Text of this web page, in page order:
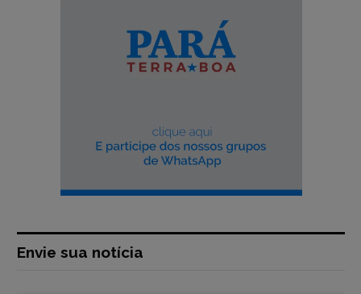
Envie sua notícia